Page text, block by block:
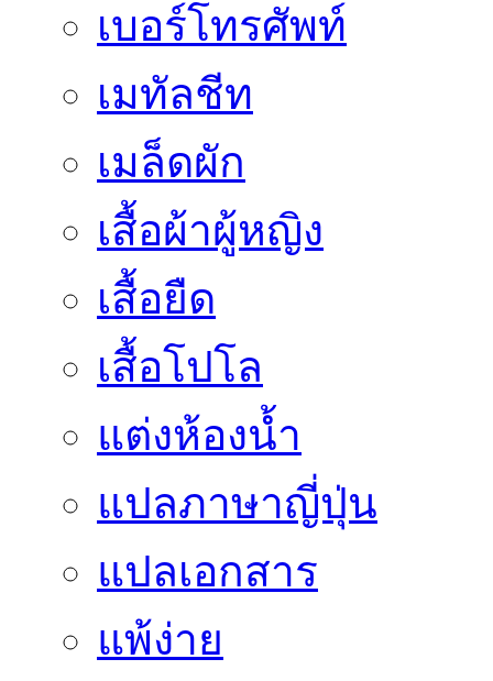
เบอร์โทรศัพท์
เมทัลชีท
เมล็ดผัก
เสื้อผ้าผู้หญิง
เสื้อยืด
เสื้อโปโล
แต่งห้องน้ำ
แปลภาษาญี่ปุ่น
แปลเอกสาร
แพ้ง่าย